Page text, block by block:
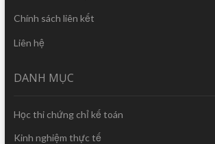
Chính sách liên kết
Liên hệ
DANH MỤC
Học thi chứng chỉ kế toán
Kinh nghiệm thực tế